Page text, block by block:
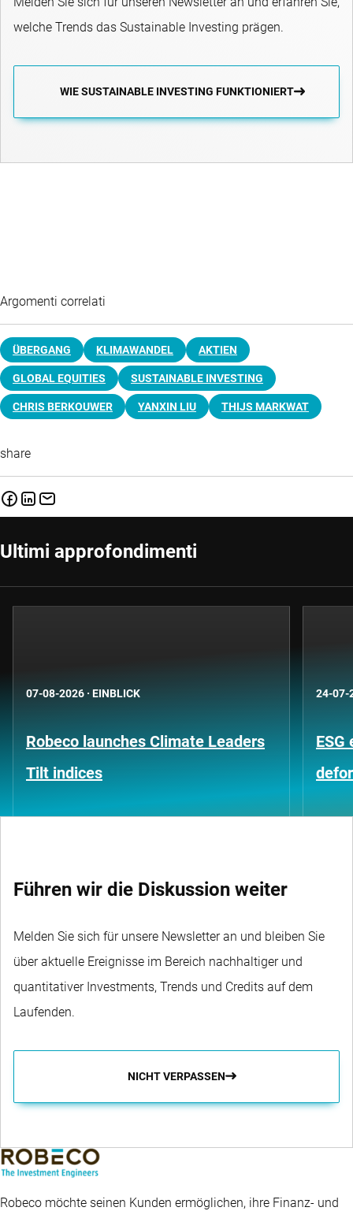
welche Trends das Sustainable Investing prägen.
WIE SUSTAINABLE INVESTING FUNKTIONIERT
Argomenti correlati
ÜBERGANG KLIMAWANDEL AKTIEN
GLOBAL EQUITIES SUSTAINABLE INVESTING
CHRIS BERKOUWER YANXIN LIU THIJS MARKWAT
share
Ultimi approfondimenti
07-08-2026 · EINBLICK
Robeco launches Climate Leaders
Tilt indices
24-07-
Führen wir die Diskussion weiter
Melden Sie sich für unsere Newsletter an und bleiben Sie
über aktuelle Ereignisse im Bereich nachhaltiger und
quantitativer Investments, Trends und Credits auf dem
Laufenden.
NICHT VERPASSEN
Robeco möchte seinen Kunden ermöglichen, ihre Finanz- und